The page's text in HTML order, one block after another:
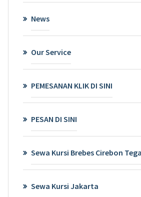
News
Our Service
PEMESANAN KLIK DI SINI
PESAN DI SINI
Sewa Kursi Brebes Cirebon
Sewa Kursi Jakarta